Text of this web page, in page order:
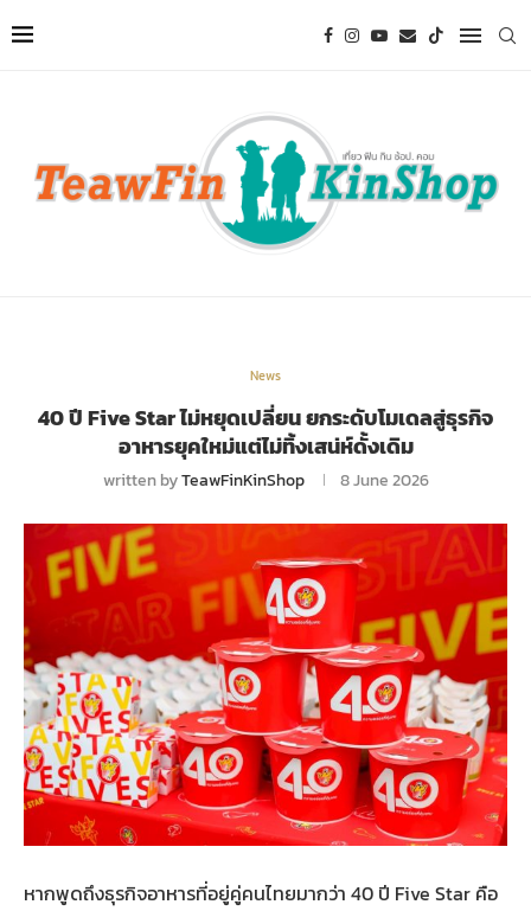
News
40 ปี Five Star ไม่หยุดเปลี่ยน ยกระดับโมเดลสู่ธุรกิจ
อาหารยุคใหม่แต่ไม่ทิ้งเสน่ห์ดั้งเดิม
written byTeawFinKinShop 8 June 2026
หากพูดถึงธุรกิจอาหารที่อยู่คู่คนไทยมากว่า 40 ปี Five Star คือ